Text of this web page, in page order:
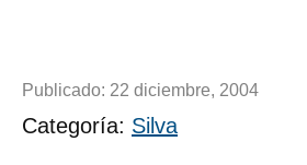
Publicado: 22 diciembre, 2004
Categoría: Silva